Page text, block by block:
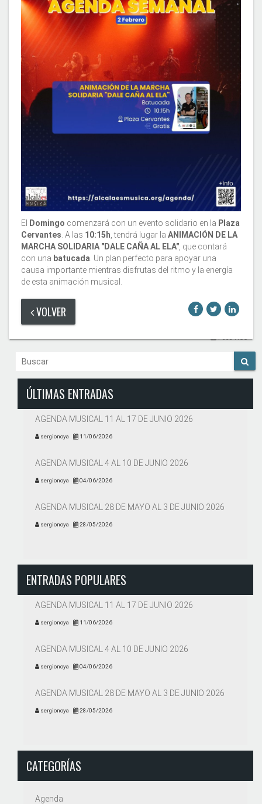
El Domingo comenzará con un evento solidario en la Plaza
Cervantes . A las 10:15h , tendrá lugar la ANIMACIÓN DE LA
MARCHA SOLIDARIA "DALE CAÑA AL ELA" , que contará
con una batucada . Un plan perfecto para apoyar una
causa importante mientras disfrutas del ritmo y la energía
de esta animación musical.
VOLVER
ÚLTIMAS ENTRADAS
AGENDA MUSICAL 11 AL 17 DE JUNIO 2026
sergionoya 11/06/2026
AGENDA MUSICAL 4 AL 10 DE JUNIO 2026
sergionoya 04/06/2026
AGENDA MUSICAL 28 DE MAYO AL 3 DE JUNIO 2026
sergionoya 28/05/2026
ENTRADAS POPULARES
AGENDA MUSICAL 11 AL 17 DE JUNIO 2026
sergionoya 11/06/2026
AGENDA MUSICAL 4 AL 10 DE JUNIO 2026
sergionoya 04/06/2026
AGENDA MUSICAL 28 DE MAYO AL 3 DE JUNIO 2026
sergionoya 28/05/2026
CATEGORÍAS
Agenda